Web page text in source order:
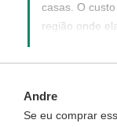
casas. O
região onde
médio ou
no orçamento
Andre
Se eu comprar